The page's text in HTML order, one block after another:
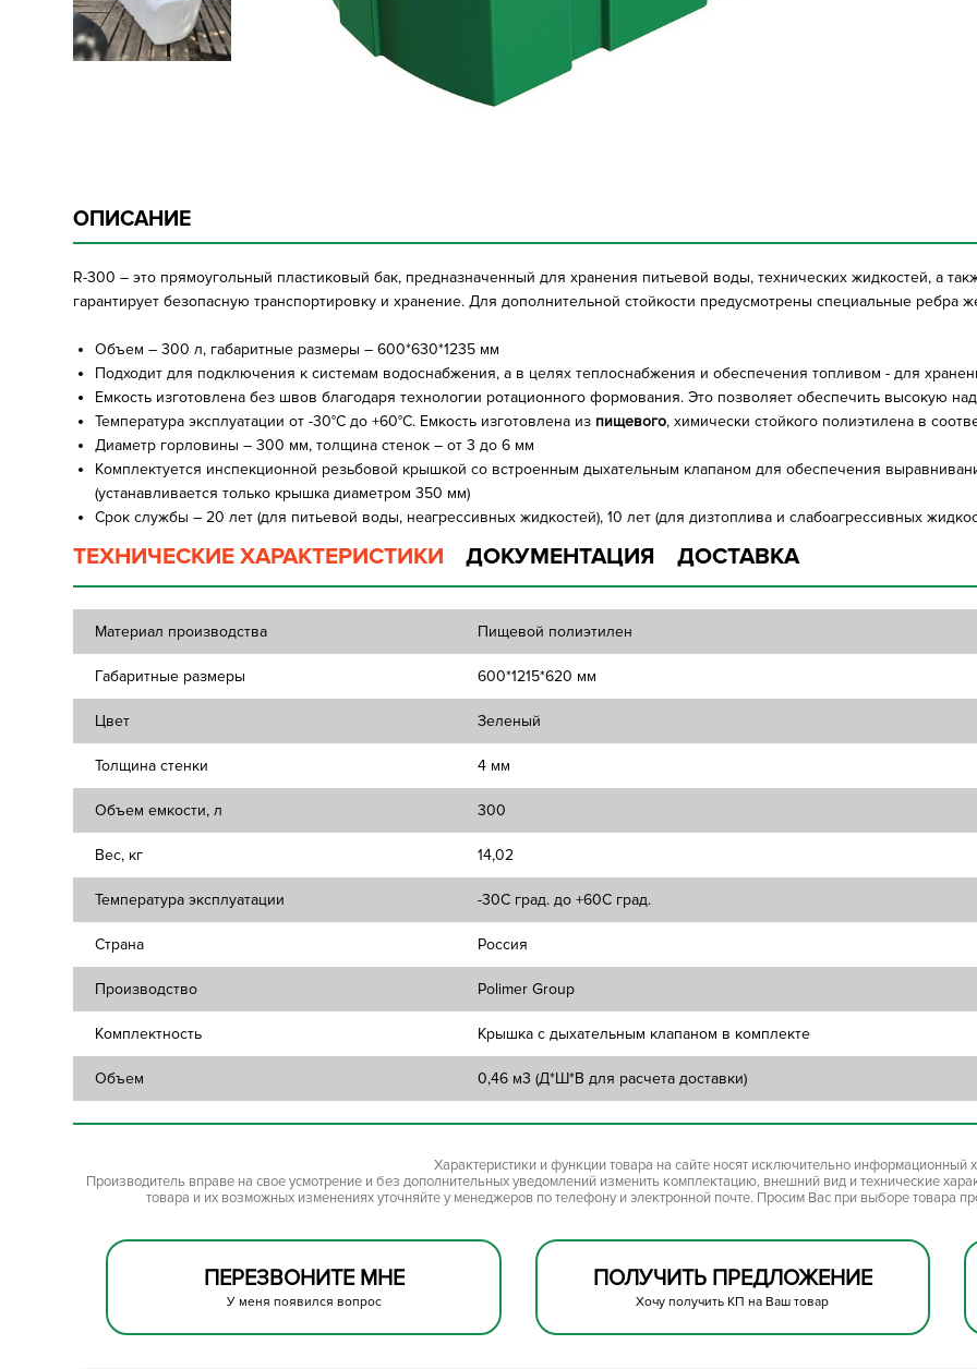
ОПИСАНИЕ
R-300 – это прямоугольный пластиковый бак, предназначенный для хранения питьевой воды, технических жидкостей, а
гарантирует безопасную транспортировку и хранение. Для дополнительной стойкости предусмотрены специальные ребра
Объем – 300 л, габаритные размеры – 600*630*1235 мм
Подходит для подключения к системам водоснабжения, а в целях теплоснабжения и обеспечения топливом - для
Емкость изготовлена без швов благодаря технологии ротационного формования. Это позволяет обеспечить высокую
Температура эксплуатации от -30°C до +60°C. Емкость изготовлена из пищевого, химически стойкого полиэтилена в
Диаметр горловины – 300 мм, толщина стенок – от 3 до 6 мм
Комплектуется инспекционной резьбовой крышкой со встроенным дыхательным клапаном для обеспечения
(устанавливается только крышка диаметром 350 мм)
Срок службы – 20 лет (для питьевой воды, неагрессивных жидкостей), 10 лет (для дизтоплива и слабоагрессивных
ТЕХНИЧЕСКИЕ ХАРАКТЕРИСТИКИ ДОКУМЕНТАЦИЯ ДОСТАВКА
Материал производства Пищевой полиэтилен
Габаритные размеры 600*1215*620 мм
Цвет Зеленый
Толщина стенки 4 мм
Объем емкости, л 300
Вес, кг 14,02
Температура эксплуатации -30C град. до +60C град.
Страна Россия
Производство Polimer Group
Комплектность Крышка с дыхательным клапаном в комплекте
Объем 0,46 м3 (Д*Ш*В для расчета доставки)
Характеристики и функции товара на сайте носят исключительно информационный
Производитель вправе на свое усмотрение и без дополнительных уведомлений изменить комплектацию, внешний вид и технические
товара и их возможных изменениях уточняйте у менеджеров по телефону и электронной почте. Просим Вас при выборе товара
ПЕРЕЗВОНИТЕ МНЕ
У меня появился вопрос
ПОЛУЧИТЬ ПРЕДЛОЖЕНИЕ
Хочу получить КП на Ваш товар